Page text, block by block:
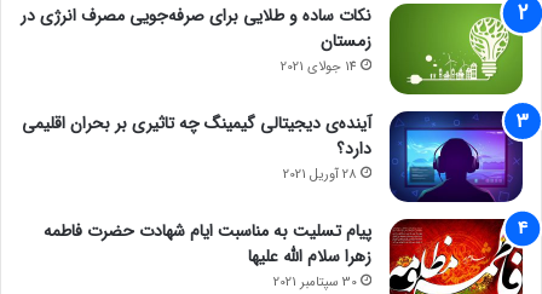
نکات ساده و طلایی برای صرفه‌جویی مصرف انرژی در
زمستان
14 جولای 2021
آینده‌ی دیجیتالی گیمینگ چه تاثیری بر بحران اقلیمی
دارد؟
28 آوریل 2021
پیام تسلیت به مناسبت ایام شهادت حضرت فاطمه
زهرا سلام الله علیها
30 سپتامبر 2021